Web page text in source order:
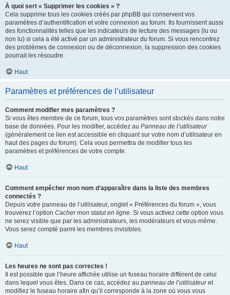
À quoi sert « Supprimer les cookies » ?
Cela supprime tous les cookies créés par phpBB qui conservent vos
paramètres d’authentification et votre connexion au forum. Ils fournissent aussi
des fonctionnalités telles que les indicateurs de lecture des messages (lu ou
non lu) si cela a été activé par un administrateur du forum. Si vous rencontrez
des problèmes de connexion ou de déconnexion, la suppression des cookies
pourrait les résoudre.
Haut
Paramètres et préférences de l’utilisateur
Comment modifier mes paramètres ?
Si vous êtes membre de ce forum, tous vos paramètres sont stockés dans notre
base de données. Pour les modifier, accédez au Panneau de l’utilisateur
(généralement ce lien est accessible en cliquant sur votre nom d’utilisateur en
haut des pages du forum). Cela vous permettra de modifier tous les
paramètres et préférences de votre compte.
Haut
Comment empêcher mon nom d’apparaître dans la liste des membres
connectés ?
Depuis votre panneau de l’utilisateur, onglet « Préférences du forum », vous
trouverez l’option Cacher mon statut en ligne. Si vous activez cette option vous
ne serez visible que par les administrateurs, les modérateurs et vous-même.
Vous serez compté parmi les membres invisibles.
Haut
Les heures ne sont pas correctes !
Il est possible que l’heure affichée utilise un fuseau horaire différent de celui
dans lequel vous êtes. Dans ce cas, accédez au panneau de l’utilisateuret
modifiez le fuseau horaire afin qu’il corresponde à la zone où vous vous